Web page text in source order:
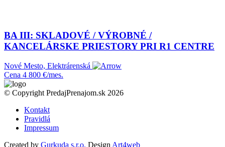
BA III: SKLADOVÉ / VÝROBNÉ /
KANCELÁRSKE PRIESTORY PRI R1 CENTRE
Nové Mesto, Elektrárenská
Cena 4 800 €/mes.
© Copyright PredajPrenajom.sk 2026
Kontakt
Pravidlá
Impressum
Created by Gurkuda s.r.o. Design Art4web